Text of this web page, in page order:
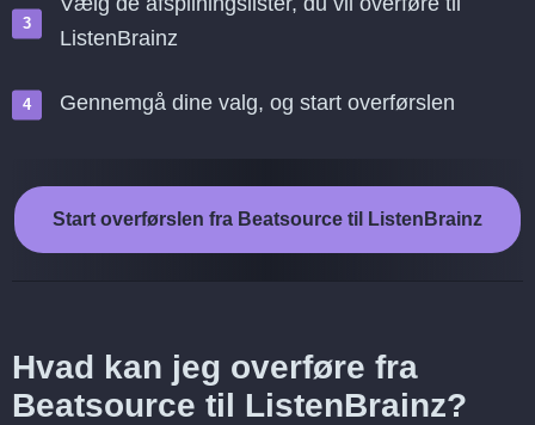
ListenBrainz
Gennemgå dine valg, og start overførslen
Start overførslen fra Beatsource til ListenBrainz
Hvad kan jeg overføre fra
Beatsource til ListenBrainz?